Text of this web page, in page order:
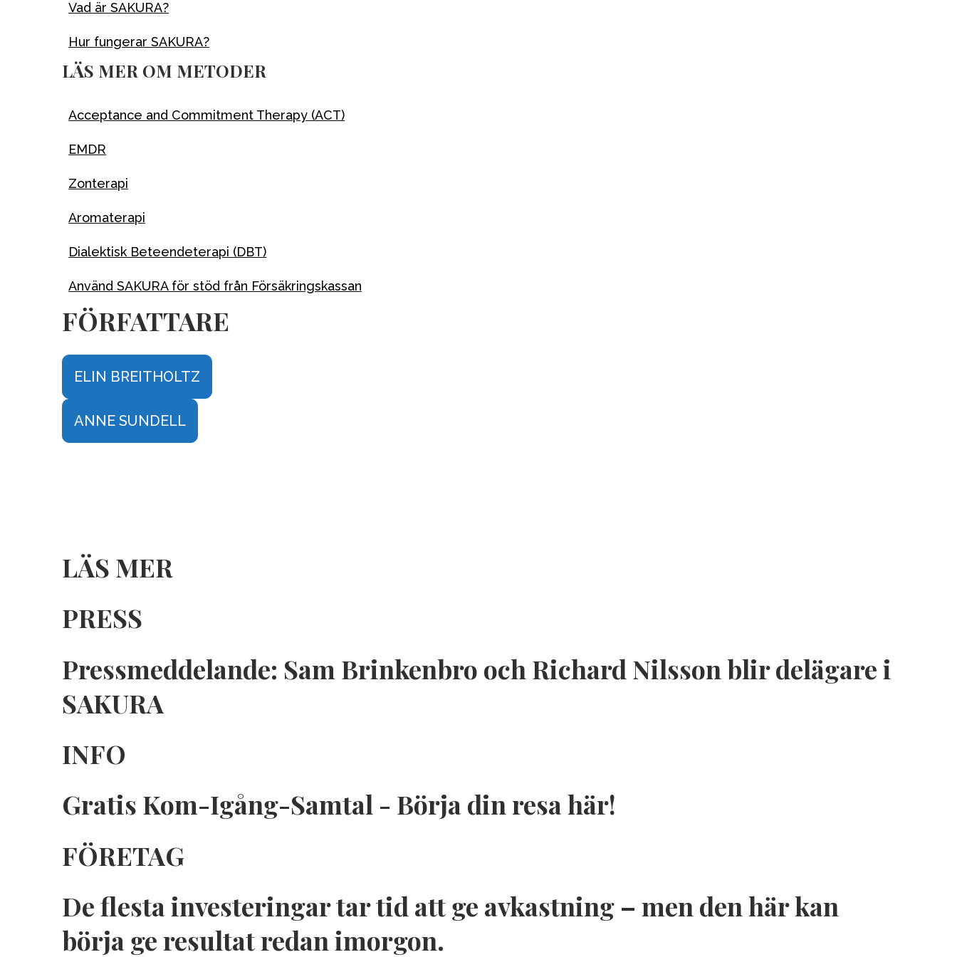
Vad är SAKURA?
Hur fungerar SAKURA?
LÄS MER OM METODER
Acceptance and Commitment Therapy (ACT)
EMDR
Zonterapi
Aromaterapi
Dialektisk Beteendeterapi (DBT)
Använd SAKURA för stöd från Försäkringskassan
FÖRFATTARE
ELIN BREITHOLTZ
ANNE SUNDELL
LÄS MER
PRESS
Pressmeddelande: Sam Brinkenbro och Richard Nilsson blir delägare i
SAKURA
INFO
Gratis Kom-Igång-Samtal - Börja din resa här!
FÖRETAG
De flesta investeringar tar tid att ge avkastning – men den här kan
börja ge resultat redan imorgon.